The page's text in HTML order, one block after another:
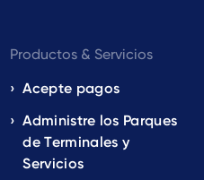
Productos & Servicios
Acepte pagos
Administre los Parques
de Terminales y
Servicios